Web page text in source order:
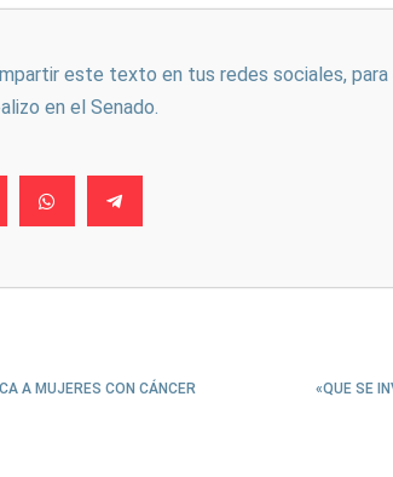
este texto en tus redes sociales, para
en el Senado.
A MUJERES CON CÁNCER
«QUE SE